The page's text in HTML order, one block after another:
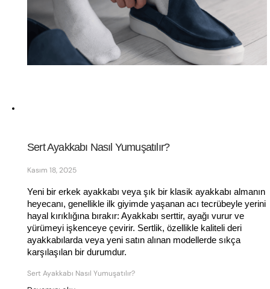
Sert Ayakkabı Nasıl Yumuşatılır?
Kasım 18, 2025
Yeni bir erkek ayakkabı veya şık bir klasik ayakkabı almanın
heyecanı, genellikle ilk giyimde yaşanan acı tecrübeyle yerini
hayal kırıklığına bırakır: Ayakkabı serttir, ayağı vurur ve
yürümeyi işkenceye çevirir. Sertlik, özellikle kaliteli deri
ayakkabılarda veya yeni satın alınan modellerde sıkça
karşılaşılan bir durumdur.
Sert Ayakkabı Nasıl Yumuşatılır?